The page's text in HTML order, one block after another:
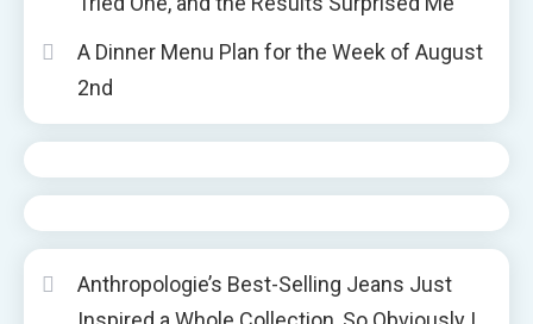
A Dinner Menu Plan for the Week of August
2nd
Anthropologie’s Best-Selling Jeans Just